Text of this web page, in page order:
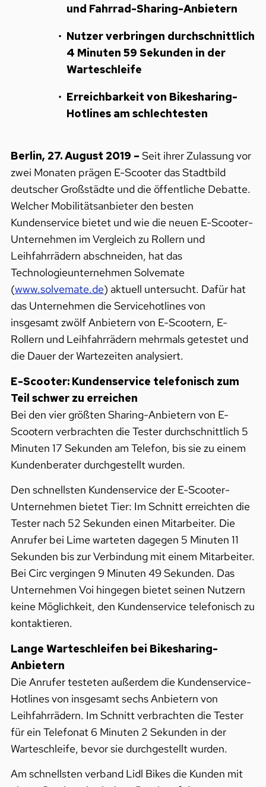
und Fahrrad-Sharing-Anbietern
Nutzer verbringen durchschnittlich
4 Minuten 59 Sekunden in der
Warteschleife
Erreichbarkeit von Bikesharing-
Hotlines am schlechtesten
Berlin, 27. August 2019 – Seit ihrer Zulassung vor
zwei Monaten prägen E-Scooter das Stadtbild
deutscher Großstädte und die öffentliche Debatte.
Welcher Mobilitätsanbieter den besten
Kundenservice bietet und wie die neuen E-Scooter-
Unternehmen im Vergleich zu Rollern und
Leihfahrrädern abschneiden, hat das
Technologieunternehmen Solvemate
(www.solvemate.de) aktuell untersucht. Dafür hat
das Unternehmen die Servicehotlines von
insgesamt zwölf Anbietern von E-Scootern, E-
Rollern und Leihfahrrädern mehrmals getestet und
die Dauer der Wartezeiten analysiert.
E-Scooter: Kundenservice telefonisch zum
Teil schwer zu erreichen
Bei den vier größten Sharing-Anbietern von E-
Scootern verbrachten die Tester durchschnittlich 5
Minuten 17 Sekunden am Telefon, bis sie zu einem
Kundenberater durchgestellt wurden.
Den schnellsten Kundenservice der E-Scooter-
Unternehmen bietet Tier: Im Schnitt erreichten die
Tester nach 52 Sekunden einen Mitarbeiter. Die
Anrufer bei Lime warteten dagegen 5 Minuten 11
Sekunden bis zur Verbindung mit einem Mitarbeiter.
Bei Circ vergingen 9 Minuten 49 Sekunden. Das
Unternehmen Voi hingegen bietet seinen Nutzern
keine Möglichkeit, den Kundenservice telefonisch zu
kontaktieren.
Lange Warteschleifen bei Bikesharing-
Anbietern
Die Anrufer testeten außerdem die Kundenservice-
Hotlines von insgesamt sechs Anbietern von
Leihfahrrädern. Im Schnitt verbrachten die Tester
für ein Telefonat 6 Minuten 2 Sekunden in der
Warteschleife, bevor sie durchgestellt wurden.
Am schnellsten verband Lidl Bikes die Kunden mit